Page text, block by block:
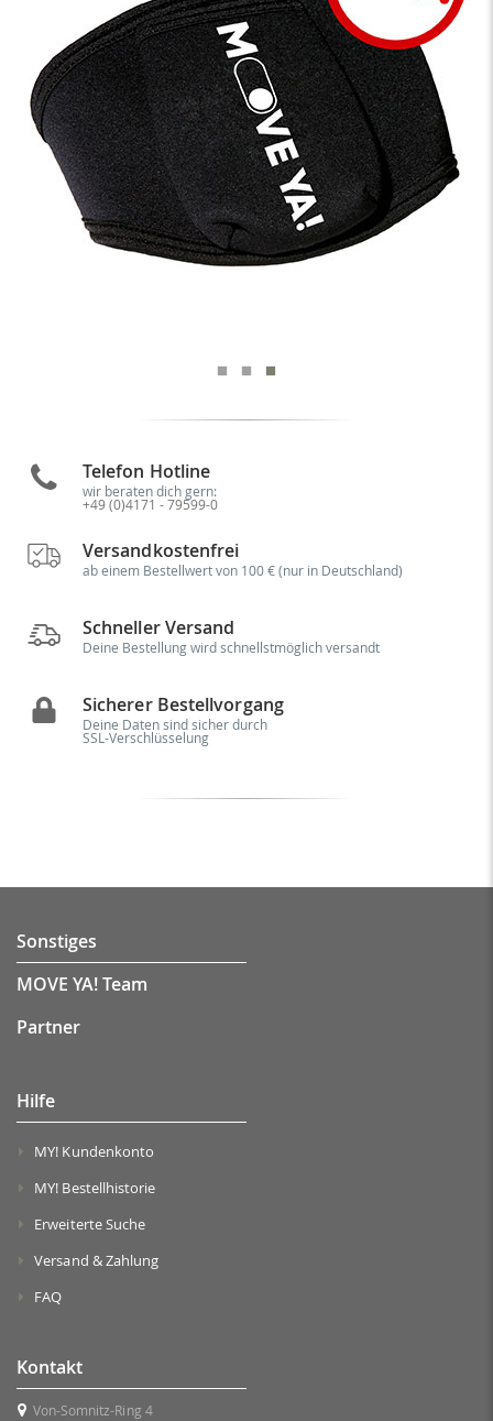
Telefon Hotline
wir beraten dich gern:
+49 (0)4171 - 79599-0
Versandkostenfrei
ab einem Bestellwert von 100 € (nur in Deutschland)
Schneller Versand
Deine Bestellung wird schnellstmöglich versandt
Sicherer Bestellvorgang
Deine Daten sind sicher durch
SSL-Verschlüsselung
Sonstiges
MOVE YA! Team
Partner
Hilfe
MY! Kundenkonto
MY! Bestellhistorie
Erweiterte Suche
Versand & Zahlung
FAQ
Kontakt
Von-Somnitz-Ring 4